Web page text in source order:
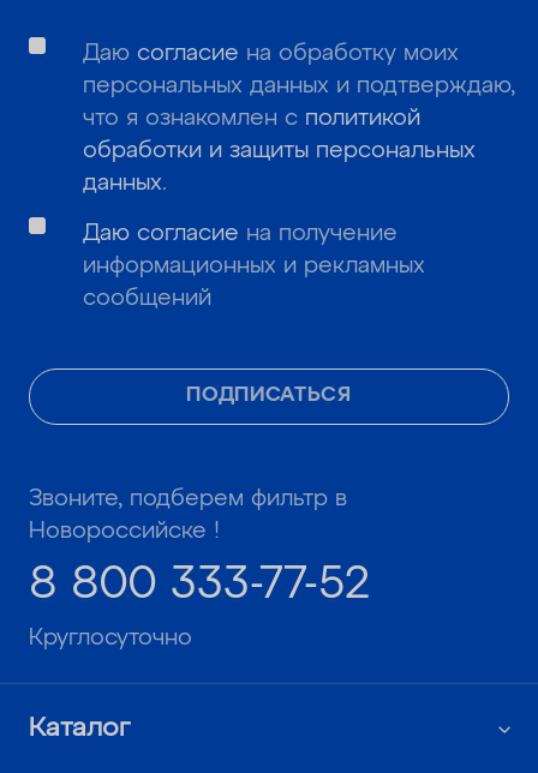
ПОДПИСАТЬСЯ
Даю согласие на обработку моих
персональных данных и подтверждаю,
что я ознакомлен с политикой
обработки и защиты персональных
данных.
Даю согласие на получение
информационных и рекламных
сообщений
Звоните, подберем фильтр в
Новороссийске !
8 800 333-77-52
Круглосуточно
Каталог